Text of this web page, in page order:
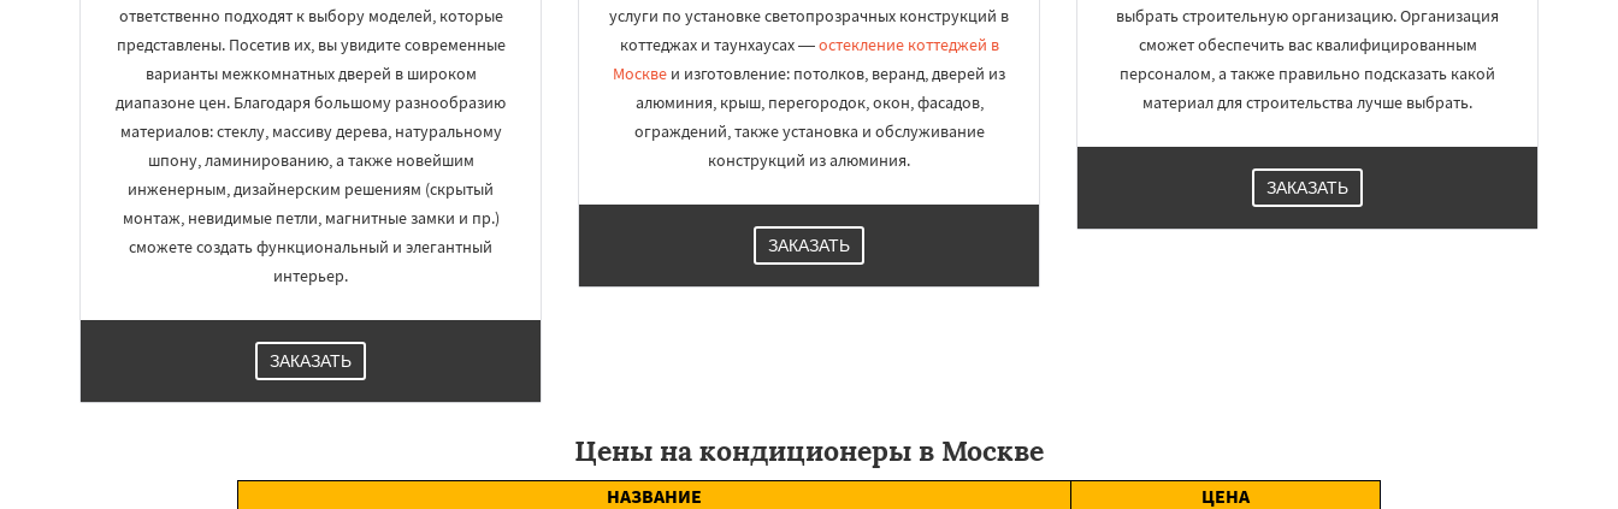
ответственно подходят к выбору моделей, которые
представлены. Посетив их, вы увидите современные
варианты межкомнатных дверей в широком
диапазоне цен. Благодаря большому разнообразию
материалов: стеклу, массиву дерева, натуральному
шпону, ламинированию, а также новейшим
инженерным, дизайнерским решениям (скрытый
монтаж, невидимые петли, магнитные замки и пр.)
сможете создать функциональный и элегантный
интерьер.
ЗАКАЗАТЬ
услуги по установке светопрозрачных конструкций в
коттеджах и таунхаусах —остекление коттеджей в
Москве и изготовление: потолков, веранд, дверей из
алюминия, крыш, перегородок, окон, фасадов,
ограждений, также установка и обслуживание
конструкций из алюминия.
ЗАКАЗАТЬ
выбрать строительную организацию. Организация
сможет обеспечить вас квалифицированным
персоналом, а также правильно подсказать какой
материал для строительства лучше выбрать.
ЗАКАЗАТЬ
Цены на кондиционеры в Москве
НАЗВАНИЕ
ЦЕНА